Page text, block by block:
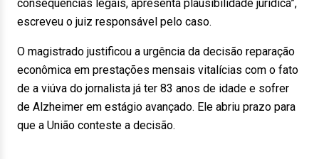
consequências legais, apresenta plausibilidade jurídica”,
escreveu o juiz responsável pelo caso.
O magistrado justificou a urgência da decisão reparação
econômica em prestações mensais vitalícias com o fato
de a viúva do jornalista já ter 83 anos de idade e sofrer
de Alzheimer em estágio avançado. Ele abriu prazo para
que a União conteste a decisão.